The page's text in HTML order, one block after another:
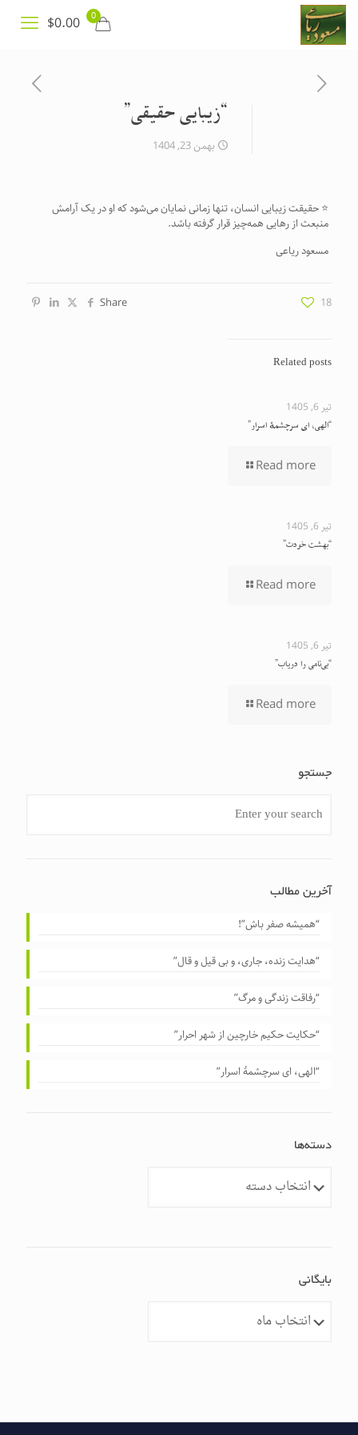
0
$0.00
“زیبایی حقیقی”
بهمن 23, 1404
⭐️ حقیقت زیبایی انسان، تنها زمانی نمایان می‌شود که او در یک آرامش
منبعث از رهایی همه‌چیز قرار گرفته باشد.
مسعود ریاعی
Share 18
Related posts
تیر 6, 1405
“الهی، ای سرچشمهٔ اسرار”
Read more
تیر 6, 1405
“بهشت خودت”
Read more
تیر 6, 1405
“بی‌نامی را دریاب”
Read more
جستجو
آخرین مطالب
“همیشه صفر باش”!
“هدایت زنده، جاری، و بی قیل و قال”
“رفاقت زندگی و مرگ”
“حکایت حکیم خارچین از شهر احرار”
“الهی، ای سرچشمهٔ اسرار”
دسته‌ها
بایگانی